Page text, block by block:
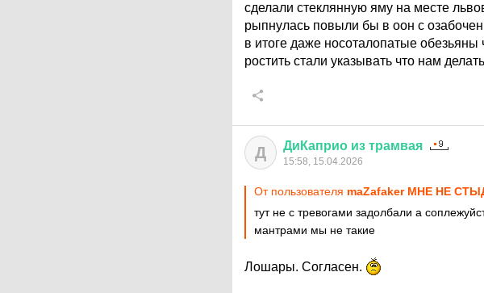
сделали стеклянную яму на месте
рыпнулась повыли бы в оон с
в итоге даже носоталопатые
ростить стали указывать что нам делать
Д ДиКаприо из трамвая
15:58, 15.04.2026
От пользователя maZafaker МНЕ НЕ
тут не с тревогами задолбали а
мантрами мы не такие
Лошары. Согласен.